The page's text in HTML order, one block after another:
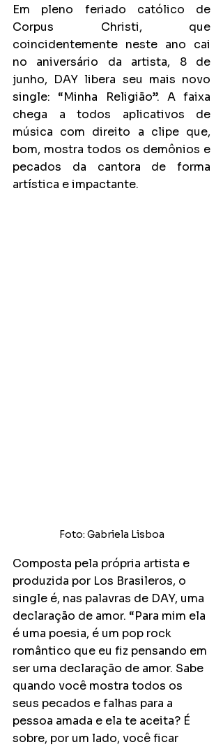
Em pleno feriado católico de
Corpus Christi, que
coincidentemente neste ano cai
no aniversário da artista, 8 de
junho, DAY libera seu mais novo
single: “Minha Religião”. A faixa
chega a todos aplicativos de
música com direito a clipe que,
bom, mostra todos os demônios e
pecados da cantora de forma
artística e impactante.
Foto: Gabriela Lisboa
Composta pela própria artista e
produzida por Los Brasileros, o
single é, nas palavras de DAY, uma
declaração de amor. “Para mim ela
é uma poesia, é um pop rock
romântico que eu fiz pensando em
ser uma declaração de amor. Sabe
quando você mostra todos os
seus pecados e falhas para a
pessoa amada e ela te aceita? É
sobre, por um lado, você ficar